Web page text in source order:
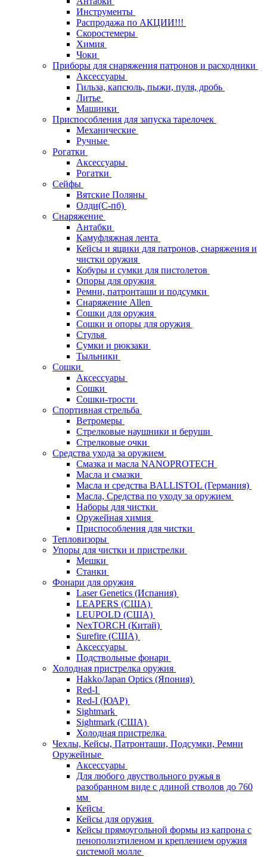
Инструменты
Распродажа по АКЦИИ!!!
Скоростемеры
Химия
Чоки
Приборы для снаряжения патронов и расходники
Аксессуары
Гильза, капсюль, пыжи, пуля, дробь
Литье
Машинки
Приспособления для запуска тарелочек
Механические
Ручные
Рогатки
Аксессуары
Рогатки
Сейфы
Вятские Поляны
Олди(С-пб)
Снаряжение
Антабки
Камуфляжная лента
Кейсы и ящики для патронов, снаряжения и
чистки оружия
Кобуры и сумки для пистолетов
Опоры для оружия
Ремни, патронташи и подсумки
Снаряжение Allen
Сошки для оружия
Сошки и опоры для оружия
Стулья
Сумки и рюкзаки
Тыльники
Сошки
Аксессуары
Сошки
Сошки-трости
Спортивная стрельба
Ветромеры
Стрелковые наушники и беруши
Стрелковые очки
Средства ухода за оружием
Смазка и масла NANOPROTECH
Масла и смазки
Масла и средства BALLISTOL (Германия)
Масла, Средства по уходу за оружием
Наборы для чистки
Оружейная химия
Приспособления для чистки
Тепловизоры
Упоры для чистки и пристрелки
Мешки
Станки
Фонари для оружия
Laser Genetics (Испания)
LEAPERS (США)
LEUPOLD (США)
NexTORCH (Китай)
Surefire (США)
Аксессуары
Подствольные фонари
Холодная пристрелка оружия
Hakko/Japan Optics (Япония)
Red-I
Red-I (ЮАР)
Sightmark
Sightmark (США)
Холодная пристрелка
Чехлы, Кейсы, Патронташи, Подсумки, Ремни
Оружейные
Аксессуары
Для любого двуствольного ружья в
разобранном виде с длиной стволов до 760
мм
Кейсы
Кейсы для оружия
Кейсы прямоугольной формы из капрона с
пенополиэтиленом и креплением оружия
системой молле